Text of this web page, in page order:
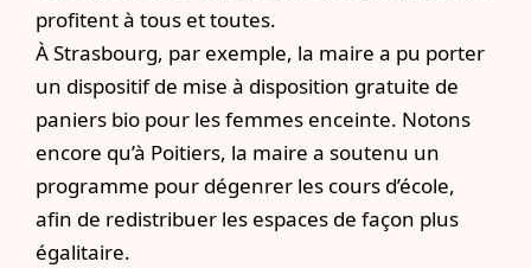
profitent à tous et toutes.
À Strasbourg, par exemple, la maire a pu porter
un dispositif de mise à disposition gratuite de
paniers bio pour les femmes enceinte. Notons
encore qu’à Poitiers, la maire a soutenu un
programme pour dégenrer les cours d’école,
afin de redistribuer les espaces de façon plus
égalitaire.